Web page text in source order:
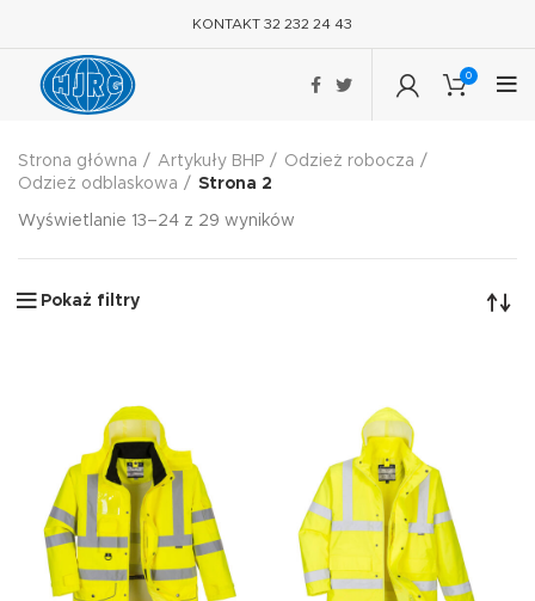
KONTAKT 32 232 24 43
0
Strona główna Artykuły BHP
Odzież robocza
Odzież odblaskowa
Strona 2
Wyświetlanie 13–24 z 29 wyników
Pokaż filtry